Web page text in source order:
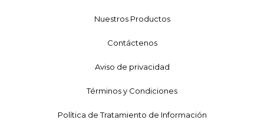
Nuestros Productos
Contáctenos
Aviso de privacidad
Términos y Condiciones
Política de Tratamiento de Información